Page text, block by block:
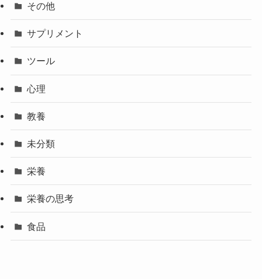
その他
サプリメント
ツール
心理
教養
未分類
栄養
栄養の思考
食品